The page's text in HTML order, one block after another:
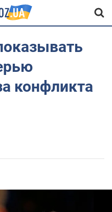
конфликта